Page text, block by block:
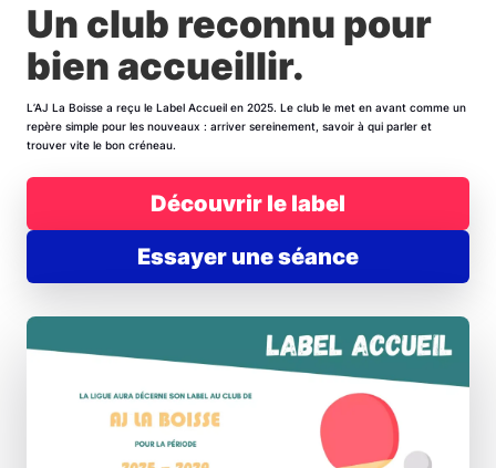
Un club reconnu pour
bien accueillir.
L’AJ La Boisse a reçu le Label Accueil en 2025. Le club le met en avant comme un
repère simple pour les nouveaux : arriver sereinement, savoir à qui parler et
trouver vite le bon créneau.
Découvrir le label
Essayer une séance